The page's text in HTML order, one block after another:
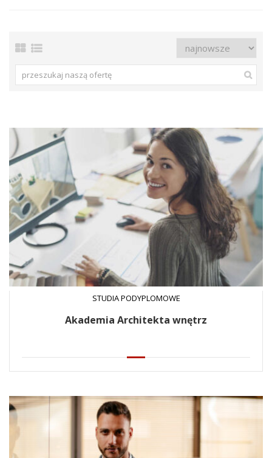
STUDIA PODYPLOMOWE
Akademia Architekta wnętrz